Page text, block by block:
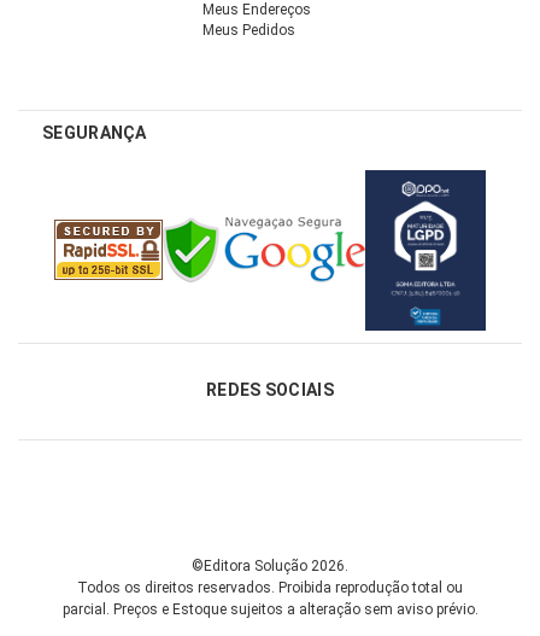
Meus Endereços
Meus Pedidos
SEGURANÇA
REDES SOCIAIS
©Editora Solução 2026.
Todos os direitos reservados. Proibida reprodução total ou
parcial. Preços e Estoque sujeitos a alteração sem aviso prévio.